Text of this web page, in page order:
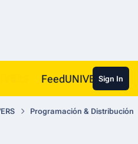
FeedUNIVERSSign In
Programación & Distribución